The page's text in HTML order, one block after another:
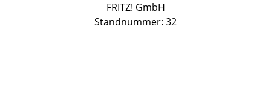
FRITZ! GmbH
Standnummer: 32